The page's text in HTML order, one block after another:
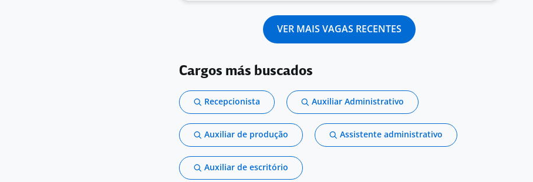
VER MAIS VAGAS RECENTES
Cargos más buscados
Recepcionista Auxiliar Administrativo
Auxiliar de produção Assistente administrativo
Auxiliar de escritório